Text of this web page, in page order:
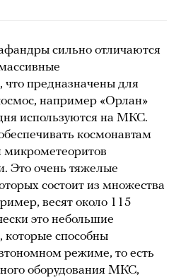
сильно отличаются
предназначены для
например «Орлан»
используются на МКС.
космонавтам
микрометеоритов
Это очень тяжелые
состоит из множества
весят около 115
это небольшие
которые способны
режиме, то есть
оборудования МКС,